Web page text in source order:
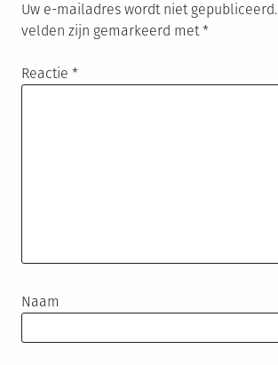
Uw e-mailadres wordt niet gepubliceerd.
velden zijn gemarkeerd met*
Reactie *
Naam